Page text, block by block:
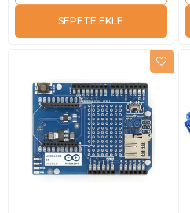
SEPETE EKLE